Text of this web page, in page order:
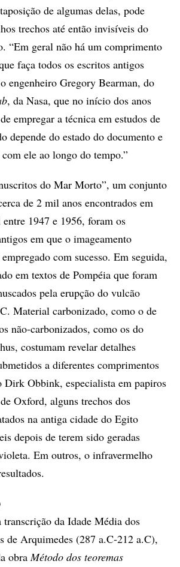
de algumas delas, pode
trechos até então invisíveis do
“Em geral não há um comprimento
faça todos os escritos antigos
engenheiro Gregory Bearman, do
, da Nasa, que no início dos anos
empregar a técnica em estudos de
depende do estado do documento e
ele ao longo do tempo.”
do Mar Morto”, um conjunto
de 2 mil anos encontrados em
entre 1947 e 1956, foram os
em que o imageamento
com sucesso. Em seguida,
em textos de Pompéia que foram
pela erupção do vulcão
Material carbonizado, como o de
não-carbonizados, como os do
costumam revelar detalhes
a diferentes comprimentos
Dirk Obbink, especialista em papiros
Oxford, alguns trechos dos
na antiga cidade do Egito
depois de terem sido geradas
Em outros, o infravermelho
da Idade Média dos
de Arquimedes (287 a.C-212 a.C),
obraMétodo dos teoremas